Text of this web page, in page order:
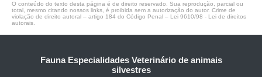
O conteúdo do texto desta página é de direito reservado. Sua reprodução, parcial ou
total, mesmo citando nossos links, é proibida sem a autorização do autor. Crime de
violação de direito autoral – artigo 184 do Código Penal – Lei 9610/98 - Lei de direitos
autorais
Fauna Especialidades Veterinário de animais
silvestres